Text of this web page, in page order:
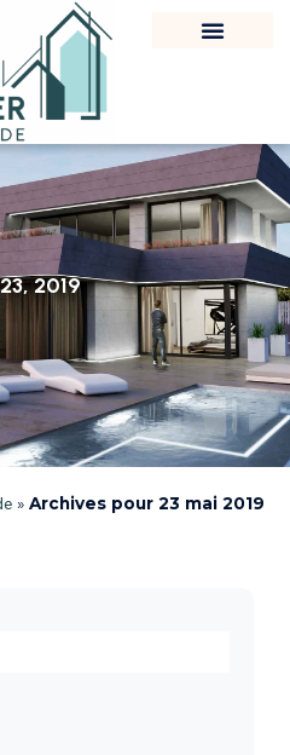
2019
» Archives pour 23 mai 2019